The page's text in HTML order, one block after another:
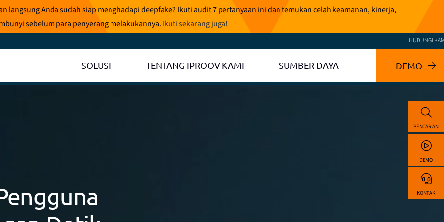
langsung Anda sudah siap menghadapi deepfake? Ikuti audit 7 pertanyaan ini dan temukan celah keamanan, kinerja,
sebelum para penyerang melakukannya. Ikuti sekarang juga!
HUBUNGI
SOLUSI TENTANG IPROOV KAMI SUMBER DAYA DEMO
PENCARIAN
DEMO
KONTAK